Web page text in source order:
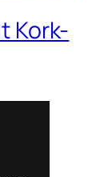
Kork-